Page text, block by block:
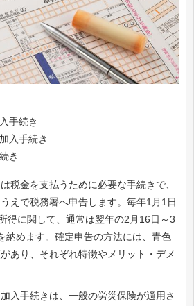
手続き
入手続き
き
税金を支払うために必要な手続きで、
えで税務署へ申告します。毎年1月1日
得に関して、通常は翌年の2月16日～3
納めます。確定申告の方法には、青色
あり、それぞれ特徴やメリット・デメ
入手続きは、一般の労災保険が適用さ